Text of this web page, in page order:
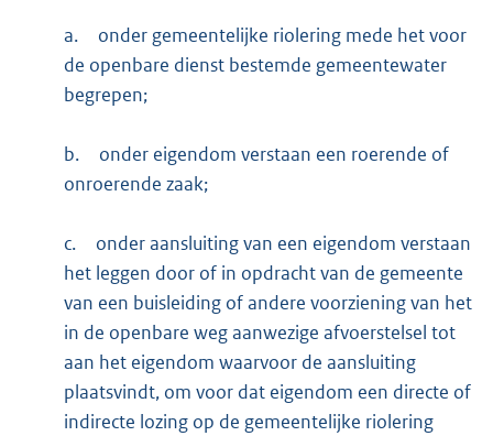
a.
onder gemeentelijke riolering mede het voor
de openbare dienst bestemde gemeentewater
begrepen;
b.
onder eigendom verstaan een roerende of
onroerende zaak;
c.
onder aansluiting van een eigendom verstaan
het leggen door of in opdracht van de gemeente
van een buisleiding of andere voorziening van het
in de openbare weg aanwezige afvoerstelsel tot
aan het eigendom waarvoor de aansluiting
plaatsvindt, om voor dat eigendom een directe of
indirecte lozing op de gemeentelijke riolering